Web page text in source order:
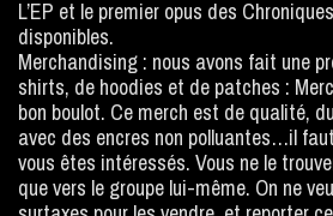
L’EP et le premier opus des
disponibles.
Merchandising : nous avons fait une
shirts, de hoodies et de patches :
bon boulot. Ce merch est de qualité,
avec des encres non polluantes…il
vous êtes intéressés. Vous ne le
que vers le groupe lui-même. On ne